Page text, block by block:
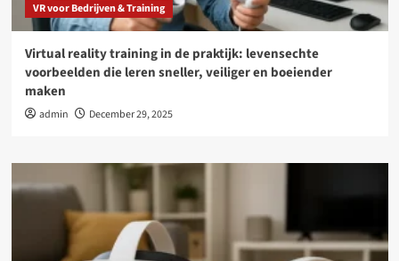
VR voor Bedrijven & Training
Virtual reality training in de praktijk: levensechte
voorbeelden die leren sneller, veiliger en boeiender
maken
admin December 29, 2025